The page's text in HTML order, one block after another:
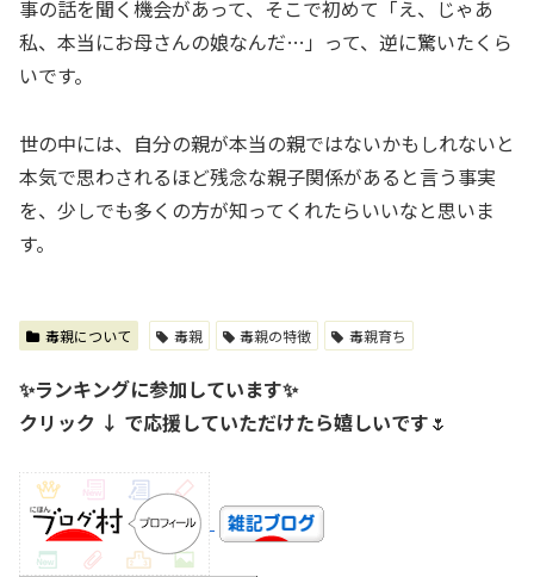
事の話を聞く機会があって、そこで初めて「え、じゃあ
私、本当にお母さんの娘なんだ…」って、逆に驚いたくら
いです。
世の中には、自分の親が本当の親ではないかもしれないと
本気で思わされるほど残念な親子関係があると言う事実
を、少しでも多くの方が知ってくれたらいいなと思いま
す。
毒親について 毒親 毒親の特徴 毒親育ち
✨ランキングに参加しています✨
クリック ↓ で応援していただけたら嬉しいです🌷